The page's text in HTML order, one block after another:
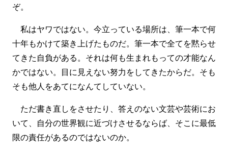
ぞ。
私はヤワではない。今立っている場所は、筆一本で何
十年もかけて築き上げたものだ。筆一本で全てを黙らせ
てきた自負がある。それは何も生まれもっての才能なん
かではない。目に見えない努力をしてきたからだ。そも
そも他人をあてになんてしていない。
ただ書き直しをさせたり、答えのない文芸や芸術にお
いて、自分の世界観に近づけさせるならば、そこに最低
限の責任があるのではないのか。